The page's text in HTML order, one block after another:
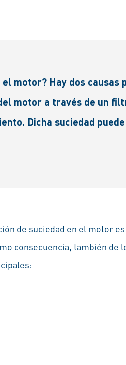
el motor? Hay dos
motor a través de un
Dicha suciedad
de suciedad en el motor
consecuencia, también de